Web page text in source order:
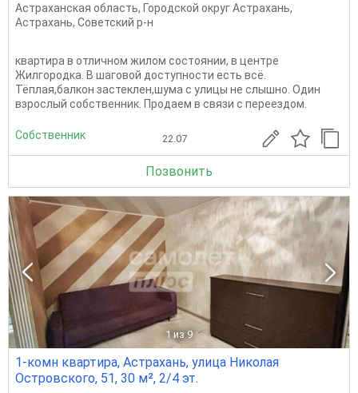
Астраханская область, Городской округ Астрахань,
Астрахань, Советский р-н
квартира в отличном жилом состоянии, в центре
Жилгородка. В шаговой доступности есть всё.
Тёплая,балкон застеклен,шума с улицы не слышно. Один
взрослый собственник. Продаем в связи с переездом.
Собственник 22.07
Позвонить
1 из 9
1-комн квартира, Астрахань, улица Николая
Островского, 51, 30 м², 2/4 эт.